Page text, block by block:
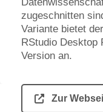
zugeschnitten
Variante bietet
RStudio Desktop
Version an.
Zur